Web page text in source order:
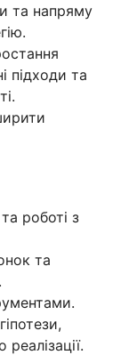
та напряму
підходи та
роботі з
та